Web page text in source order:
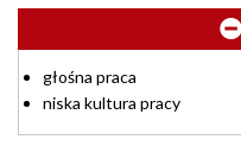
głośna praca
niska kultura pracy